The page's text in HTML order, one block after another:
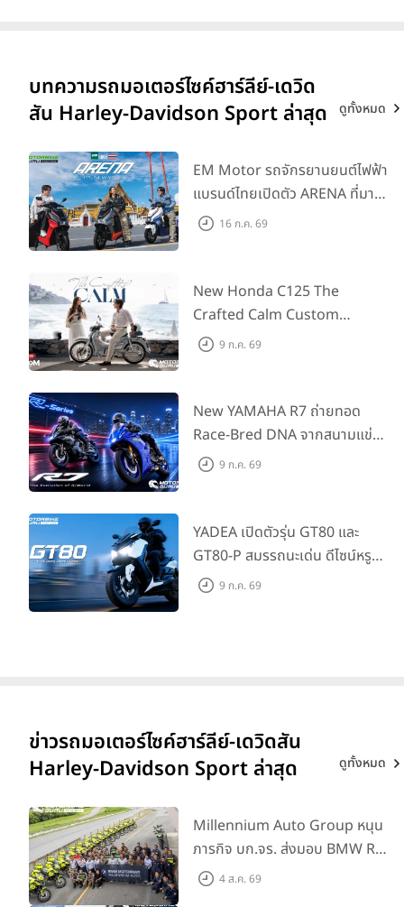
บทความรถมอเตอร์ไซค์ฮาร์ลีย์-เดวิด
สัน Harley-Davidson Sport ล่าสุด
ดูทั้งหมด
EM Motor รถจักรยานยนต์ไฟฟ้า
แบรนด์ไทยเปิดตัว ARENA ที่มาใน
ราคาพิเศษ 55,500 บาท สำหรับ
Adapter Type2 ฟรี
16 ก.ค. 69
New Honda C125 The
Crafted Calm Custom
Edition ถ่ายทอดความคลาสสิ
Flagship Store ทั่วประเทศ
9 ก.ค. 69
New YAMAHA R7 ถ่ายทอด
Race-Bred DNA จากสนามแข่งสู่
ซูเปอร์สปอร์ตคลาสกลางที่เข้าถึง
9 ก.ค. 69
YADEA เปิดตัวรุ่น GT80 และ
GT80-P สมรรถนะเด่น ดีไซน์หรู
ปลอดภัย ราคาเข้าถึงง่าย จด
9 ก.ค. 69
ข่าวรถมอเตอร์ไซค์ฮาร์ลีย์-เดวิดสัน
Harley-Davidson Sport ล่าสุด
ดูทั้งหมด
Millennium Auto Group หนุน
ภารกิจ บก.จร. ส่งมอบ BMW R
1300 GS และ F 900 GS
4 ส.ค. 69